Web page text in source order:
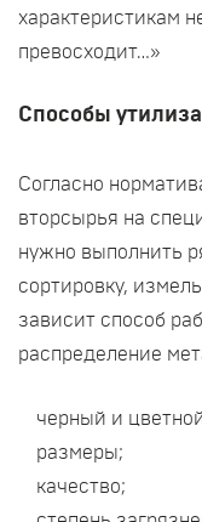
характеристикам
превосходит…»
Способы
Согласно
вторсырья на
нужно выполнить
сортировку,
зависит способ
распределение
черный и
размеры;
качество;